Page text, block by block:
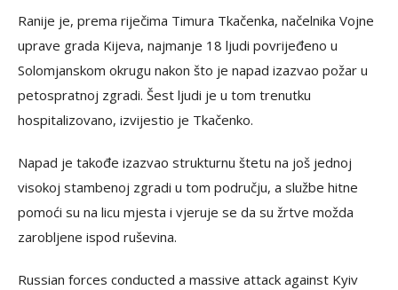
Ranije je, prema riječima Timura Tkačenka, načelnika Vojne
uprave grada Kijeva, najmanje 18 ljudi povrijeđeno u
Solomjanskom okrugu nakon što je napad izazvao požar u
petospratnoj zgradi. Šest ljudi je u tom trenutku
hospitalizovano, izvijestio je Tkačenko.
Napad je takođe izazvao strukturnu štetu na još jednoj
visokoj stambenoj zgradi u tom području, a službe hitne
pomoći su na licu mjesta i vjeruje se da su žrtve možda
zarobljene ispod ruševina.
Russian forces conducted a massive attack against Kyiv